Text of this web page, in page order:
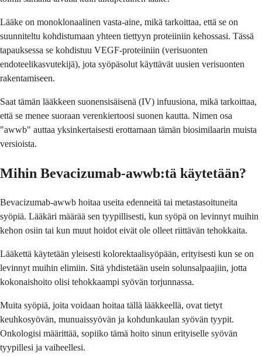
Lääke on monoklonaalinen vasta-aine, mikä tarkoittaa, että se on
suunniteltu kohdistumaan yhteen tiettyyn proteiiniin kehossasi. Tässä
tapauksessa se kohdistuu VEGF-proteiiniin (verisuonten
endoteelikasvutekijä), jota syöpäsolut käyttävät uusien verisuonten
rakentamiseen.
Saat tämän lääkkeen suonensisäisenä (IV) infuusiona, mikä tarkoittaa,
että se menee suoraan verenkiertoosi suonen kautta. Nimen osa
"awwb" auttaa yksinkertaisesti erottamaan tämän biosimilaarin muista
versioista.
Mihin Bevacizumab-awwb:tä käytetään?
Bevacizumab-awwb hoitaa useita edenneitä tai metastasoituneita
syöpiä. Lääkäri määrää sen tyypillisesti, kun syöpä on levinnyt muihin
kehon osiin tai kun muut hoidot eivät ole olleet riittävän tehokkaita.
Lääkettä käytetään yleisesti kolorektaalisyöpään, erityisesti kun se on
levinnyt muihin elimiin. Sitä yhdistetään usein solunsalpaajiin, jotta
kokonaishoito olisi tehokkaampi syövän torjunnassa.
Muita syöpiä, joita voidaan hoitaa tällä lääkkeellä, ovat tietyt
keuhkosyövän, munuaissyövän ja kohdunkaulan syövän tyypit.
Onkologisi määrittää, sopiiko tämä hoito sinun erityiselle syövän
tyypillesi ja vaiheellesi.